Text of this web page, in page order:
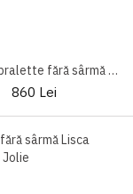
Bustieră bralette fără sârmă Naomi Lisca
860 Lei